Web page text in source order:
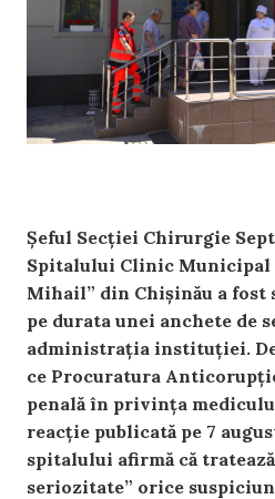
Șeful Secției Chirurgie
Spitalului Clinic Municipal
Mihail” din Chișinău a fost
pe durata unei anchete de
administrația instituției.
ce Procuratura
penală în privința
reacție publicată pe 7
spitalului afirmă că
seriozitate” orice